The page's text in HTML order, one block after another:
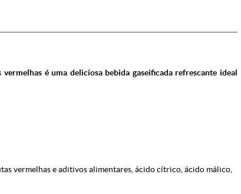
é uma deliciosa bebida gaseificada refrescante ideal
vermelhas e aditivos alimentares, ácido cítrico, ácido málico,